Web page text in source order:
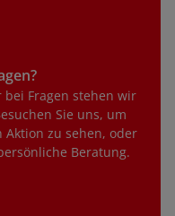
Fragen stehen wir
Sie uns, um
zu sehen, oder
Beratung.